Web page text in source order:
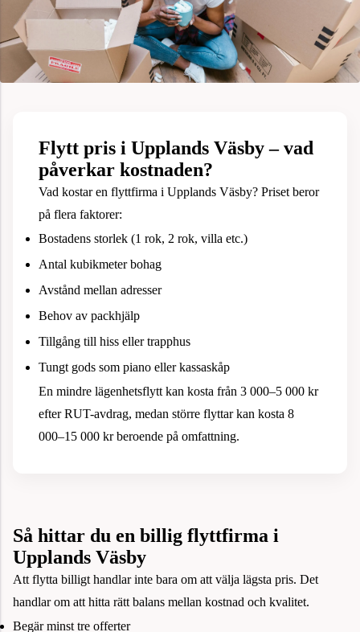
Flytt pris i Upplands Väsby – vad
påverkar kostnaden?
Vad kostar en flyttfirma i Upplands Väsby? Priset beror
på flera faktorer:
Bostadens storlek (1 rok, 2 rok, villa etc.)
Antal kubikmeter bohag
Avstånd mellan adresser
Behov av packhjälp
Tillgång till hiss eller trapphus
Tungt gods som piano eller kassaskåp
En mindre lägenhetsflytt kan kosta från 3 000–5 000 kr
efter RUT-avdrag, medan större flyttar kan kosta 8
000–15 000 kr beroende på omfattning.
Så hittar du en billig flyttfirma i
Upplands Väsby
Att flytta billigt handlar inte bara om att välja lägsta pris. Det
handlar om att hitta rätt balans mellan kostnad och kvalitet.
Begär minst tre offerter